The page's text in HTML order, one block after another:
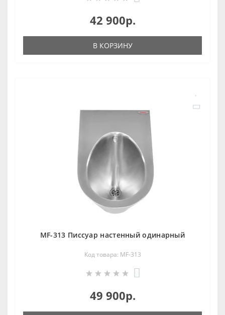
42 900р.
В КОРЗИНУ
MF-313 Писсуар настенный одинарный
Код товара: MF-313
49 900р.